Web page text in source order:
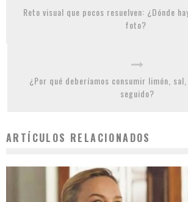
Reto visual que pocos resuelven: ¿Dónde
foto?
¿Por qué deberíamos consumir limón,
seguido?
ARTÍCULOS RELACIONADOS